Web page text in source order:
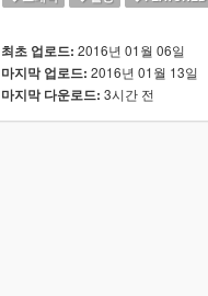
최초 업로드: 2016년 01월 06일
마지막 업로드: 2016년 01월 13일
마지막 다운로드: 3시간 전